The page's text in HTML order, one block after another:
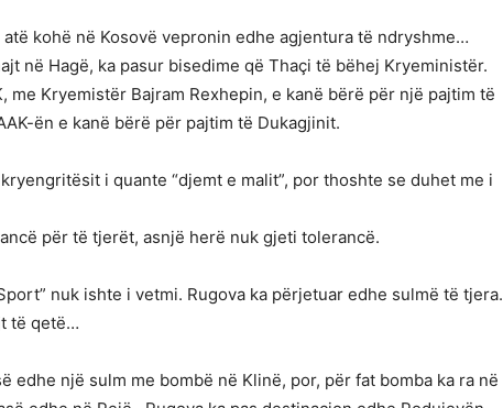
kohë në Kosovë vepronin edhe agjentura të ndryshme…
në Hagë, ka pasur bisedime që Thaçi të bëhej Kryeministër.
me Kryemistër Bajram Rexhepin, e kanë bërë për një pajtim të
ën e kanë bërë për pajtim të Dukagjinit.
i quante “djemt e malit”, por thoshte se duhet me i
për të tjerët, asnjë herë nuk gjeti tolerancë.
nuk ishte i vetmi. Rugova ka përjetuar edhe sulmë të tjera.
të qetë…
edhe një sulm me bombë në Klinë, por, për fat bomba ka ra në